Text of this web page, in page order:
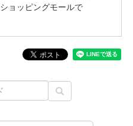
ョッピングモールで